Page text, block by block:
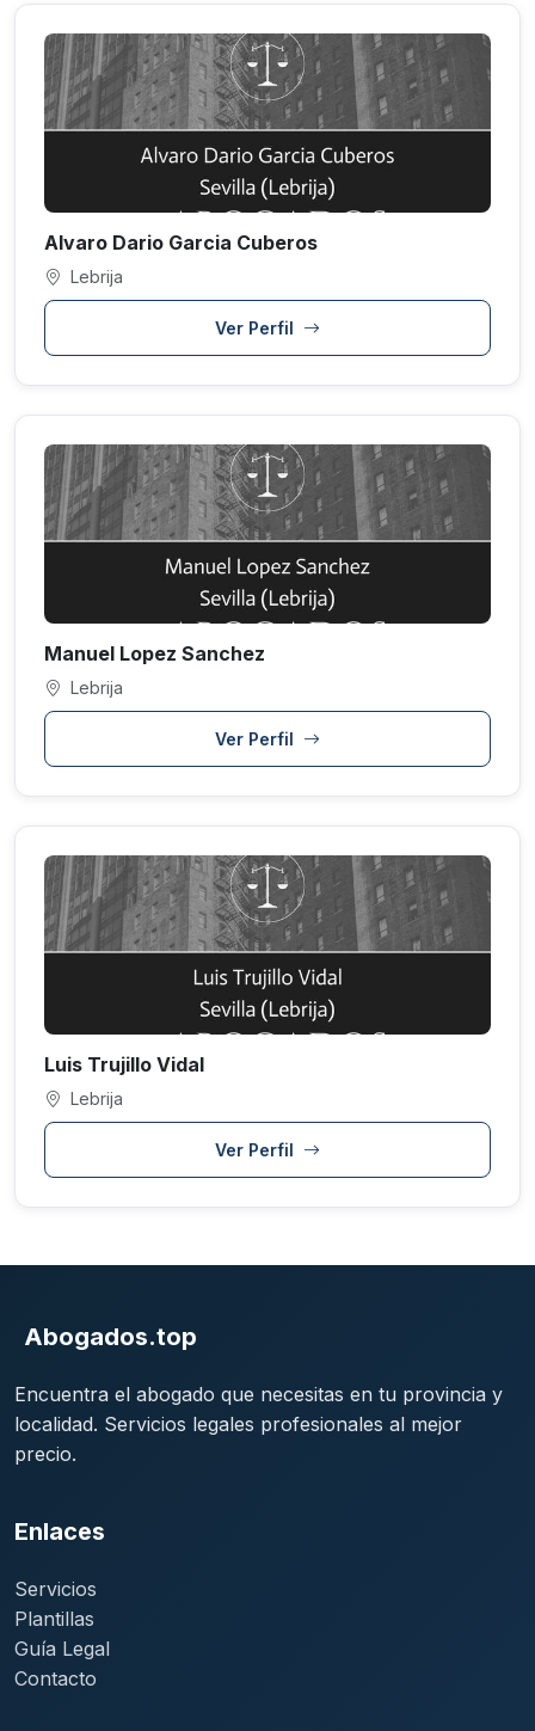
Alvaro Dario Garcia Cuberos
Lebrija
Ver Perfil
Manuel Lopez Sanchez
Lebrija
Ver Perfil
Luis Trujillo Vidal
Lebrija
Ver Perfil
Abogados.top
Encuentra el abogado que necesitas en tu provincia y
localidad. Servicios legales profesionales al mejor
precio.
Enlaces
Servicios
Plantillas
Guía Legal
Contacto